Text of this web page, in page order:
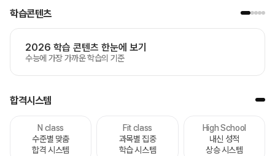
학습콘텐츠
2026 학습 콘텐츠 한눈에 보기
수능에 가장 가까운 학습의 기준
합격시스템
N class
수준별 맞춤
합격 시스템
Fit class
과목별 집중
학습 시스템
High School
내신 성적
상승 시스템